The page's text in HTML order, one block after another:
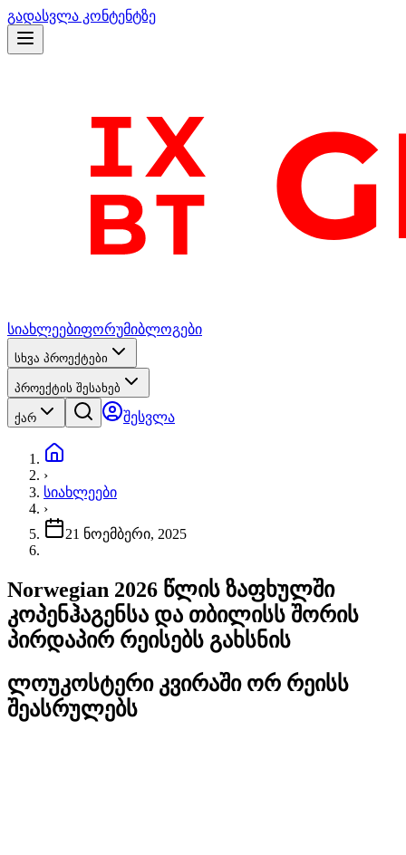
გადასვლა კონტენტზე
სიახლეებიფორუმიბლოგები
სხვა პროექტები
პროექტის შესახებ
ქარ შესვლა
›
სიახლეები
›
21 ნოემბერი, 2025
Norwegian 2026 წლის ზაფხულში
კოპენჰაგენსა და თბილისს შორის
პირდაპირ რეისებს გახსნის
ლოუკოსტერი კვირაში ორ რეისს
შეასრულებს